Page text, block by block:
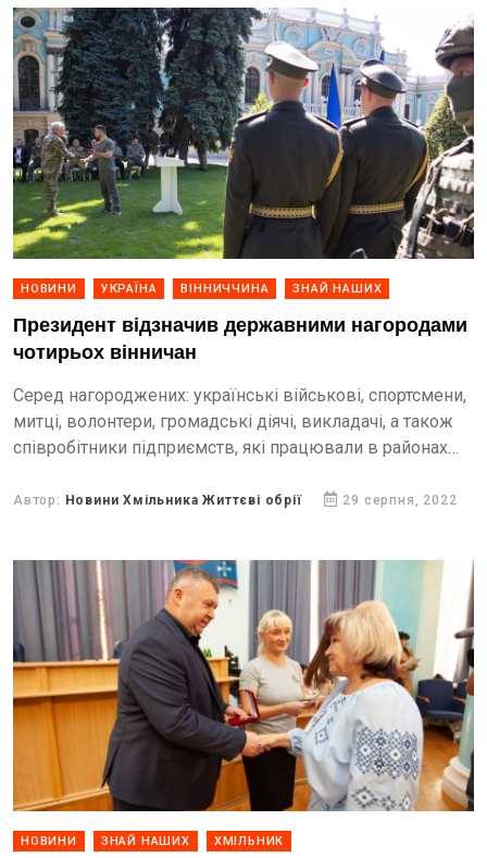
НОВИНИ УКРАЇНА ВІННИЧЧИНА ЗНАЙ НАШИХ
Президент відзначив державними нагородами
чотирьох вінничан
Серед нагороджених: українські військові, спортсмени,
митці, волонтери, громадські діячі, викладачі, а також
співробітники підприємств, які працювали в районах
Автор: Новини Хмільника Життєві обрії 29 серпня, 2022
НОВИНИ ЗНАЙ НАШИХ ХМІЛЬНИК